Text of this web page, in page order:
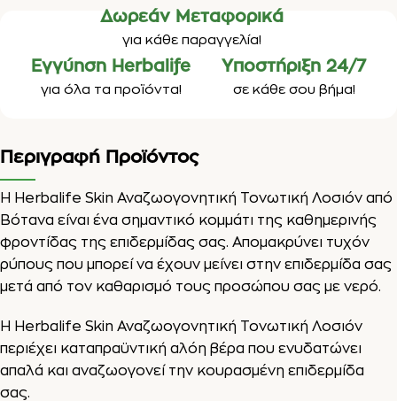
Δωρεάν Μεταφορικά
για κάθε παραγγελία!
Εγγύηση Herbalife
για όλα τα προϊόντα!
Υποστήριξη 24/7
σε κάθε σου βήμα!
Περιγραφή Προϊόντος
Η Herbalife Skin Αναζωογονητική Τονωτική Λοσιόν από
Βότανα είναι ένα σημαντικό κομμάτι της καθημερινής
φροντίδας της επιδερμίδας σας. Απομακρύνει τυχόν
ρύπους που μπορεί να έχουν μείνει στην επιδερμίδα σας
μετά από τον καθαρισμό τους προσώπου σας με νερό.
Η Herbalife Skin Αναζωογονητική Τονωτική Λοσιόν
περιέχει καταπραϋντική αλόη βέρα που ενυδατώνει
απαλά και αναζωογονεί την κουρασμένη επιδερμίδα
σας.